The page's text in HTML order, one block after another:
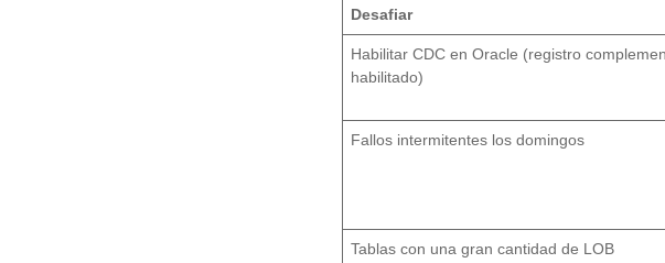
Desafiar
Habilitar CDC en Oracle (registro
habilitado)
Fallos intermitentes los domingos
Tablas con una gran cantidad de LOB